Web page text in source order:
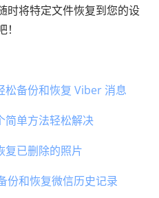
时将特定文件恢复到您的设
备份和恢复 Viber 消息
简单方法轻松解决
已删除的照片
份和恢复微信历史记录